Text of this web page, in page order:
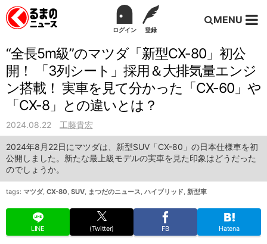
ログイン 登録
MENU
“全長5m級”のマツダ「新型CX-80」初公
開！ 「3列シート」採用＆大排気量エンジ
ン搭載！ 実車を見て分かった「CX-60」や
「CX-8」との違いとは？
2024.08.22 工藤貴宏
2024年8月22日にマツダは、新型SUV「CX-80」の日本仕様車を初
公開しました。新たな最上級モデルの実車を見た印象はどうだった
のでしょうか。
tags: マツダ, CX-80, SUV, まつだのニュース, ハイブリッド, 新型車
LINE (Twitter) FB Hatena